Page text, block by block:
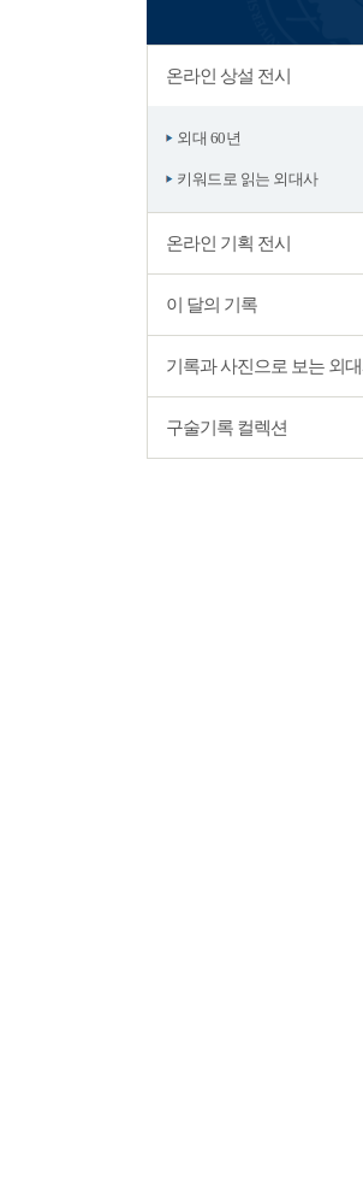
온라인 상설 전시
외대 60년
키워드로 읽는 외대사
온라인 기획 전시
이 달의 기록
기록과 사진으로 보는 외
구술기록 컬렉션